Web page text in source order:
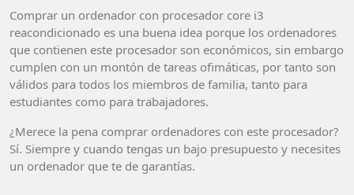
Comprar un ordenador con procesador core i3
reacondicionado es una buena idea porque los ordenadores
que contienen este procesador son económicos, sin embargo
cumplen con un montón de tareas ofimáticas, por tanto son
válidos para todos los miembros de familia, tanto para
estudiantes como para trabajadores.
¿Merece la pena comprar ordenadores con este procesador?
Sí. Siempre y cuando tengas un bajo presupuesto y necesites
un ordenador que te de garantías.